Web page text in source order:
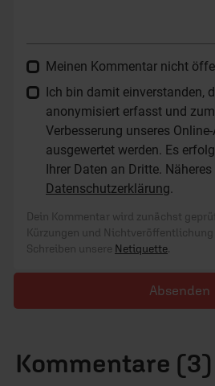
Meinen Kommentar nicht
Ich bin damit einverstanden,
anonymisiert erfasst und
Verbesserung unseres
ausgewertet werden. Es
Ihrer Daten an Dritte. Näheres
Datenschutzerklärung.
Dein Kommentar wird zunächst
Kürzungen und
Schreiben unsere Netiquette.
Absenden
Kommentare (3)